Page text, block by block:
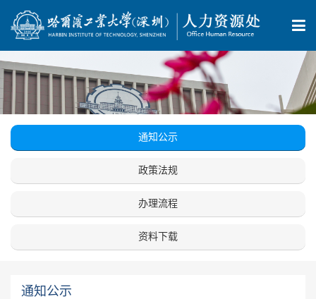
通知公示
政策法规
办理流程
资料下载
通知公示